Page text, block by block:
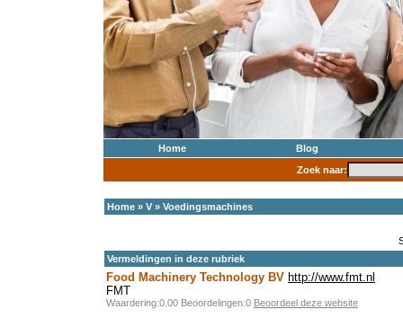
Home
Blog
Zoek naar:
Home » V » Voedingsmachines
Vermeldingen in deze rubriek
Food Machinery Technology BV http://www.fmt.nl
FMT
Waardering:0.00 Beoordelingen:0 Beoordeel deze website